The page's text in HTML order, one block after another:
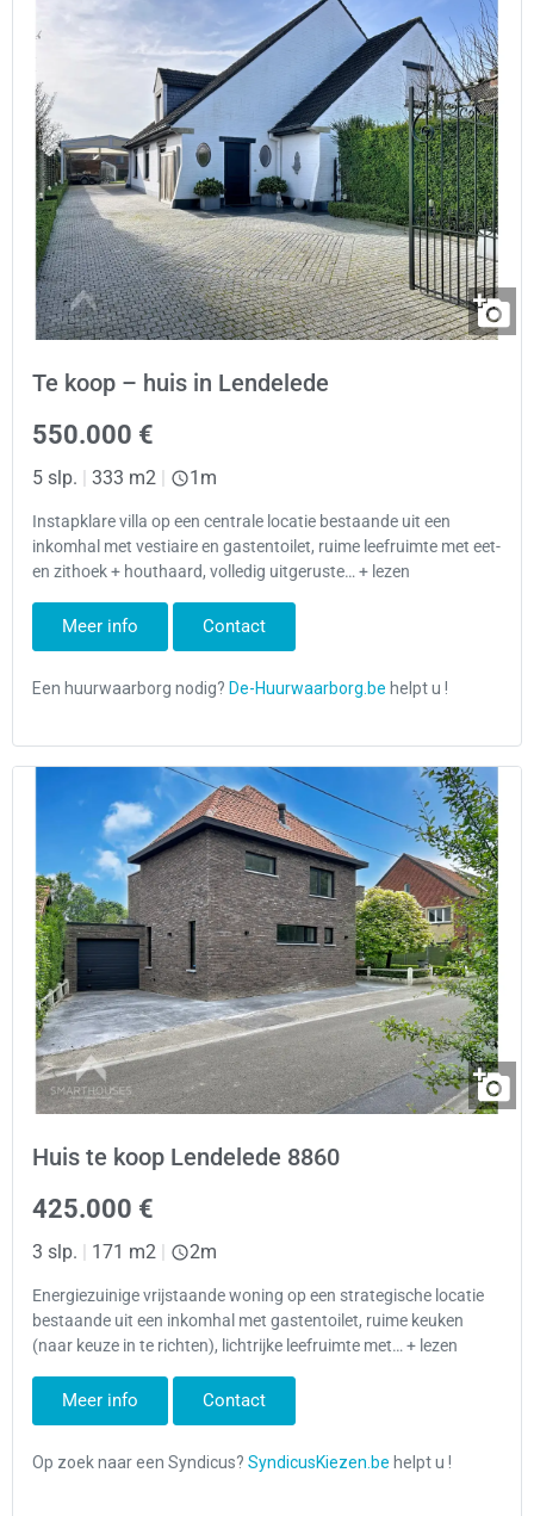
Te koop – huis in Lendelede
550.000 €
5 slp. | 333 m2 | 1m
Instapklare villa op een centrale locatie bestaande uit een
inkomhal met vestiaire en gastentoilet, ruime leefruimte met eet-
en zithoek + houthaard, volledig uitgeruste… + lezen
Meer info Contact
Huis te koop Lendelede 8860
425.000 €
3 slp. | 171 m2 | 2m
Energiezuinige vrijstaande woning op een strategische locatie
bestaande uit een inkomhal met gastentoilet, ruime keuken
(naar keuze in te richten), lichtrijke leefruimte met… + lezen
Meer info Contact